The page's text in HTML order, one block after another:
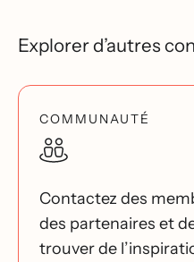
Explorer d’autres
COMMUNAUTÉ
Contactez des
des partenaires et
trouver de